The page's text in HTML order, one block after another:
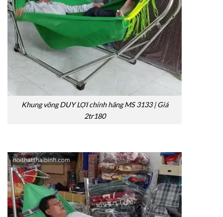
Khung võng DUY LỢI chính hãng MS 3133 | Giá
2tr180